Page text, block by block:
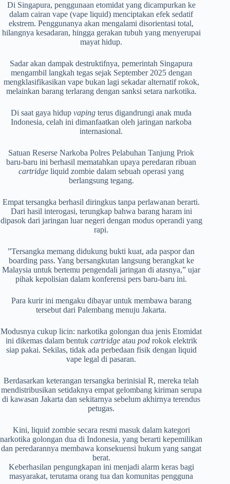
Di Singapura, penggunaan etomidat yang dicampurkan ke
dalam cairan vape (vape liquid) menciptakan efek sedatif
ekstrem. Penggunanya akan mengalami disorientasi total,
hilangnya kesadaran, hingga gerakan tubuh yang menyerupai
mayat hidup.
​Sadar akan dampak destruktifnya, pemerintah Singapura
mengambil langkah tegas sejak September 2025 dengan
mengklasifikasikan vape bukan lagi sekadar alternatif rokok,
melainkan barang terlarang dengan sanksi setara narkotika.
​Di saat gaya hidupvaping terus digandrungi anak muda
Indonesia, celah ini dimanfaatkan oleh jaringan narkoba
internasional.
Satuan Reserse Narkoba Polres Pelabuhan Tanjung Priok
baru-baru ini berhasil mematahkan upaya peredaran ribuan
cartridge liquid zombie dalam sebuah operasi yang
berlangsung tegang.
​Empat tersangka berhasil diringkus tanpa perlawanan berarti.
Dari hasil interogasi, terungkap bahwa barang haram ini
dipasok dari jaringan luar negeri dengan modus operandi yang
rapi.
​”Tersangka memang didukung bukti kuat, ada paspor dan
boarding pass. Yang bersangkutan langsung berangkat ke
Malaysia untuk bertemu pengendali jaringan di atasnya,” ujar
pihak kepolisian dalam konferensi pers baru-baru ini.
Para kurir ini mengaku dibayar untuk membawa barang
tersebut dari Palembang menuju Jakarta.
Modusnya cukup licin: narkotika golongan dua jenis Etomidat
ini dikemas dalam bentuk cartridgeatau podrokok elektrik
siap pakai. Sekilas, tidak ada perbedaan fisik dengan liquid
vape legal di pasaran.
​Berdasarkan keterangan tersangka berinisial R, mereka telah
mendistribusikan setidaknya empat gelombang kiriman serupa
di kawasan Jakarta dan sekitarnya sebelum akhirnya terendus
petugas.
Kini, liquid zombie secara resmi masuk dalam kategori
narkotika golongan dua di Indonesia, yang berarti kepemilikan
dan peredarannya membawa konsekuensi hukum yang sangat
berat.
Keberhasilan pengungkapan ini menjadi alarm keras bagi
masyarakat, terutama orang tua dan komunitas pengguna